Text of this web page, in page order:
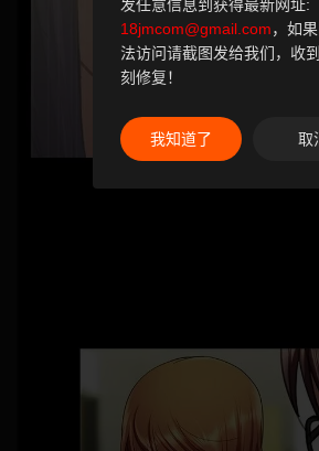
发任意信息到获得最新网址:
18jmcom@gmail.com，如
法访问请截图发给我们，收
刻修复！
我知道了 取